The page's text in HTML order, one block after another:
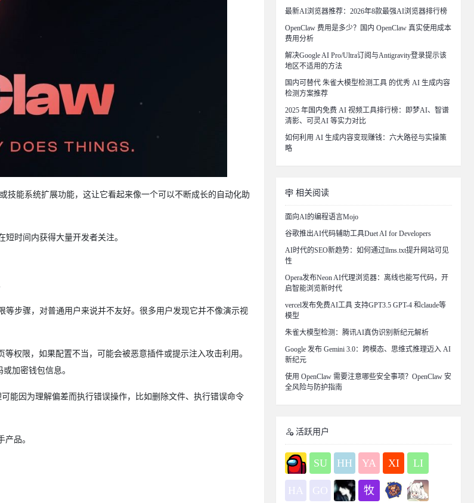
技能系统扩展功能，这让它看起来像一个可以不断成长的自动化助
时间内获得大量开发者关注。
步骤，对普通用户来说并不友好。很多用户发现它并不像演示视
权限，如果配置不当，可能会被恶意插件或提示注入攻击利用。
加密钱包信息。
能因为理解偏差而执行错误操作，比如删除文件、执行错误命令
品。
最新AI浏览器推荐：2026年8款最强AI浏览器排行榜
OpenClaw 费用是多少？国内 OpenClaw 真实使用成本
费用分析
解决Google AI Pro/Ultra订阅与Antigravity登录提示该
地区不适用的方法
国内可替代 朱雀大模型检测工具 的优秀 AI 生成内容
检测方案推荐
2025 年国内免费 AI 视频工具排行榜：即梦AI、智谱
清影、可灵AI 等实力对比
如何利用 AI 生成内容变现赚钱：六大路径与实操策
略
相关阅读
面向AI的编程语言Mojo
谷歌推出AI代码辅助工具Duet AI for Developers
AI时代的SEO新趋势：如何通过llms.txt提升网站可见
性
Opera发布Neon AI代理浏览器：离线也能写代码，开
启智能浏览新时代
vercel发布免费AI工具 支持GPT3.5 GPT-4 和claude等
模型
朱雀大模型检测：腾讯AI真伪识别新纪元解析
Google 发布 Gemini 3.0：跨模态、思维式推理迈入 AI
新纪元
使用 OpenClaw 需要注意哪些安全事项？OpenClaw 安
全风险与防护指南
活跃用户
SU HH YA XI LI
HA GO 牧